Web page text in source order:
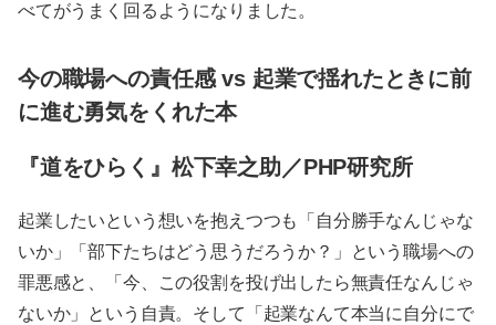
べてがうまく回るようになりました。
今の職場への責任感 vs 起業で揺れたときに前
に進む勇気をくれた本
『道をひらく』松下幸之助／PHP研究所
起業したいという想いを抱えつつも「自分勝手なんじゃな
いか」「部下たちはどう思うだろうか？」という職場への
罪悪感と、「今、この役割を投げ出したら無責任なんじゃ
ないか」という自責。そして「起業なんて本当に自分にで